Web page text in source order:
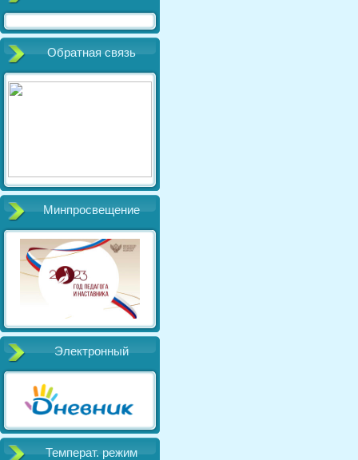
Обратная связь
Минпросвещение
Электронный
Температ. режим